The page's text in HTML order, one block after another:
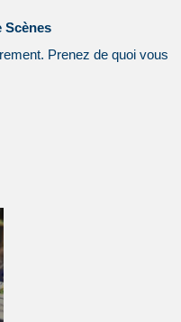
Scènes
Prenez de quoi vous